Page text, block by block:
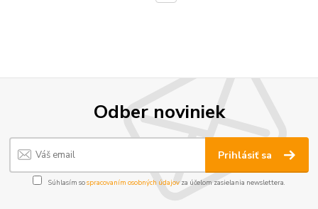
Odber noviniek
Prihlásiť sa
Súhlasím sospracovaním osobných údajov za účelom zasielania newslettera.